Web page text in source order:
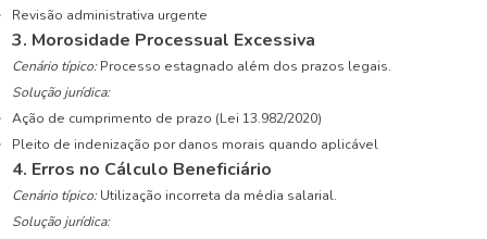
Revisão administrativa urgente
3. Morosidade Processual Excessiva
Cenário típico:Processo estagnado além dos prazos legais.
Solução jurídica:
Ação de cumprimento de prazo (Lei 13.982/2020)
Pleito de indenização por danos morais quando aplicável
4. Erros no Cálculo Beneficiário
Cenário típico:Utilização incorreta da média salarial.
Solução jurídica: